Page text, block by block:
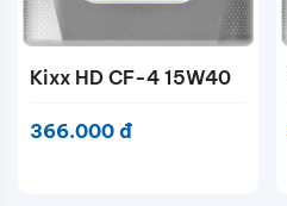
Kixx HD CF-4 15W40
366.000 đ